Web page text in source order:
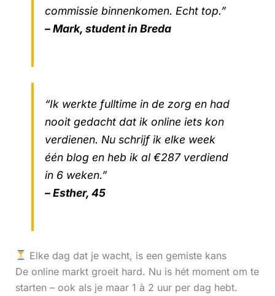
commissie binnenkomen. Echt top.”
– Mark, student in Breda
“Ik werkte fulltime in de zorg en had
nooit gedacht dat ik online iets kon
verdienen. Nu schrijf ik elke week
één blog en heb ik al €287 verdiend
in 6 weken.”
– Esther, 45
Elke dag dat je wacht, is een gemiste kans
De online markt groeit hard. Nu is hét moment om te
starten – ook als je maar 1 à 2 uur per dag hebt.